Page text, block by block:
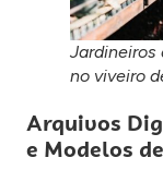
no viveiro
Arquivos
e Modelos